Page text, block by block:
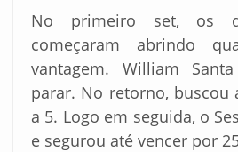
No primeiro set, os
começaram abrindo
vantagem. William
parar. No retorno, buscou
a 5. Logo em seguida, o
e segurou até vencer por